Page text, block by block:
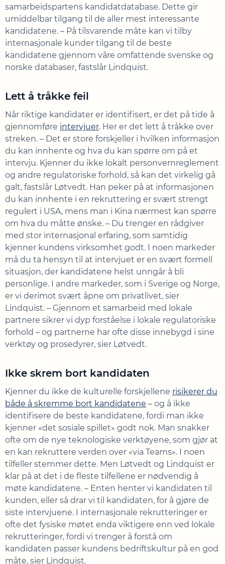
samarbeidspartens kandidatdatabase. Dette gir
umiddelbar tilgang til de aller mest interessante
kandidatene. – På tilsvarende måte kan vi tilby
internasjonale kunder tilgang til de beste
kandidatene gjennom våre omfattende svenske og
norske databaser, fastslår Lindquist.
Lett å tråkke feil
Når riktige kandidater er identifisert, er det på tide å
gjennomføre intervjuer. Her er det lett å tråkke over
streken. – Det er store forskjeller i hvilken informasjon
du kan innhente og hva du kan spørre om på et
intervju. Kjenner du ikke lokalt personvernreglement
og andre regulatoriske forhold, så kan det virkelig gå
galt, fastslår Løtvedt. Han peker på at informasjonen
du kan innhente i en rekruttering er svært strengt
regulert i USA, mens man i Kina nærmest kan spørre
om hva du måtte ønske. – Du trenger en rådgiver
med stor internasjonal erfaring, som samtidig
kjenner kundens virksomhet godt. I noen markeder
må du ta hensyn til at intervjuet er en svært formell
situasjon, der kandidatene helst unngår å bli
personlige. I andre markeder, som i Sverige og Norge,
er vi derimot svært åpne om privatlivet, sier
Lindquist. – Gjennom et samarbeid med lokale
partnere sikrer vi dyp forståelse i lokale regulatoriske
forhold – og partnerne har ofte disse innebygd i sine
verktøy og prosedyrer, sier Løtvedt.
Ikke skrem bort kandidaten
Kjenner du ikke de kulturelle forskjellene risikerer du
både å skremme bort kandidatene – og å ikke
identifisere de beste kandidatene, fordi man ikke
kjenner «det sosiale spillet» godt nok. Man snakker
ofte om de nye teknologiske verktøyene, som gjør at
en kan rekruttere verden over «via Teams». I noen
tilfeller stemmer dette. Men Løtvedt og Lindquist er
klar på at det i de fleste tilfellene er nødvendig å
møte kandidatene. – Enten henter vi kandidaten til
kunden, eller så drar vi til kandidaten, for å gjøre de
siste intervjuene. I internasjonale rekrutteringer er
ofte det fysiske møtet enda viktigere enn ved lokale
rekrutteringer, fordi vi trenger å forstå om
kandidaten passer kundens bedriftskultur på en god
måte, sier Lindquist.